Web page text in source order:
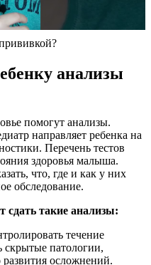
анализы
помогут анализы.
направляет ребенка на
Перечень тестов
здоровья малыша.
что, где и как у них
обследование.
сдать такие анализы:
течение
скрытые патологии,
развития осложнений.